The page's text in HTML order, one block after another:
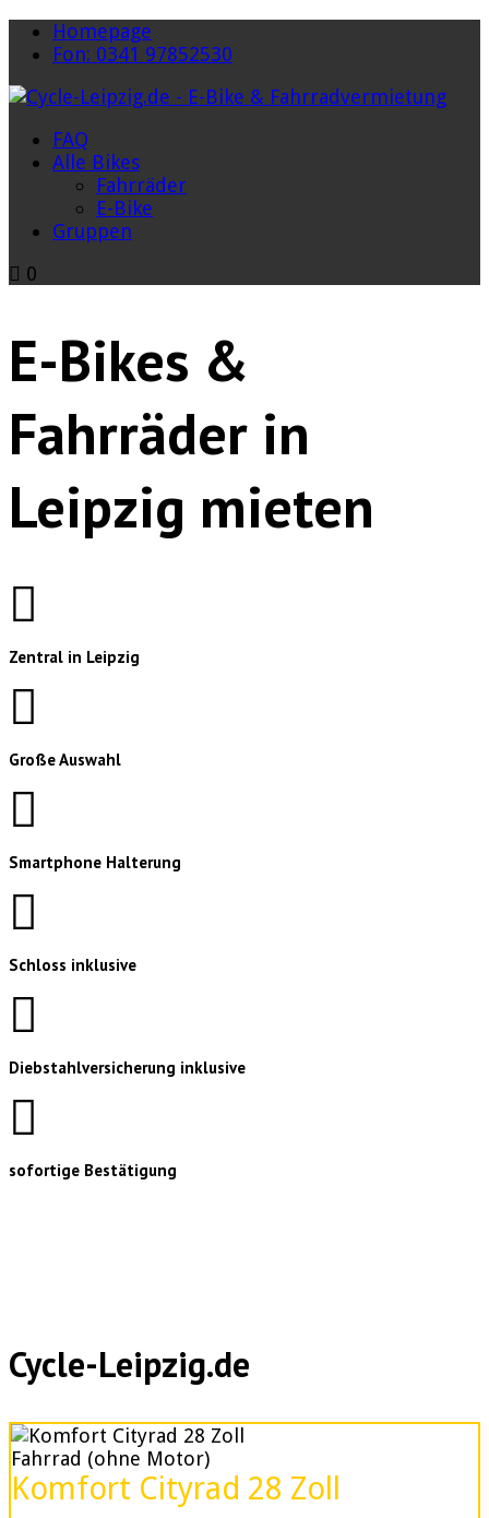
Homepage
Fon: 0341 97852530
FAQ
Alle Bikes
Fahrräder
E-Bike
Gruppen
0
E-Bikes &
Fahrräder in
Leipzig mieten
Zentral in Leipzig
Große Auswahl
Smartphone Halterung
Schloss inklusive
Diebstahlversicherung inklusive
sofortige Bestätigung
Cycle-Leipzig.de
Fahrrad (ohne Motor)
Komfort Cityrad 28 Zoll